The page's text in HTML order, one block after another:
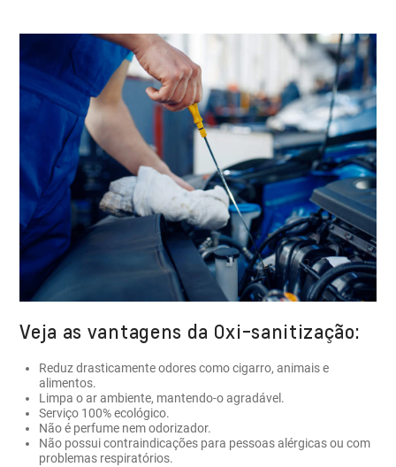
Veja as vantagens da Oxi-sanitização:
Reduz drasticamente odores como cigarro, animais e
alimentos.
Limpa o ar ambiente, mantendo-o agradável.
Serviço 100% ecológico.
Não é perfume nem odorizador.
Não possui contraindicações para pessoas alérgicas ou com
problemas respiratórios.